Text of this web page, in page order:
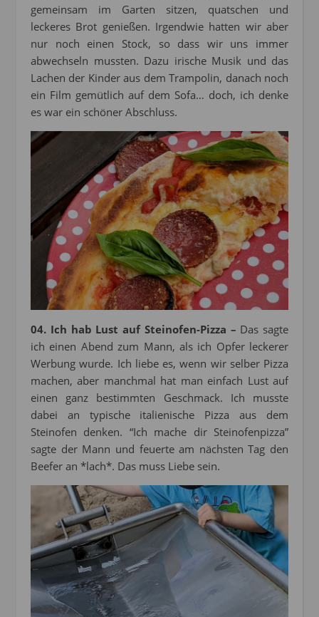
gemeinsam im Garten sitzen, quatschen und
leckeres Brot genießen. Irgendwie hatten wir aber
nur noch einen Stock, so dass wir uns immer
abwechseln mussten. Dazu irische Musik und das
Lachen der Kinder aus dem Trampolin, danach noch
ein Film gemütlich auf dem Sofa… doch, ich denke
es war ein schöner Abschluss.
04. Ich hab Lust auf Steinofen-Pizza – Das sagte
ich einen Abend zum Mann, als ich Opfer leckerer
Werbung wurde. Ich liebe es, wenn wir selber Pizza
machen, aber manchmal hat man einfach Lust auf
einen ganz bestimmten Geschmack. Ich musste
dabei an typische italienische Pizza aus dem
Steinofen denken. “Ich mache dir Steinofenpizza”
sagte der Mann und feuerte am nächsten Tag den
Beefer an *lach*. Das muss Liebe sein.